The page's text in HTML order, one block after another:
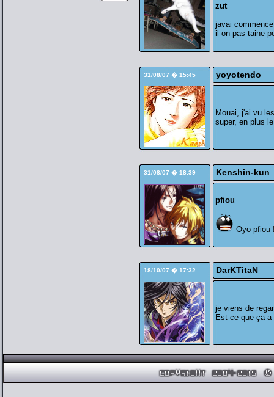
zut
javai
il on pas taine
31/08/07 � 15:45 yoyotendo
Mouai, j'ai vu
super, en plus
31/08/07 � 18:39 Kenshin-kun
pfiou
Oyo pfiou
18/10/07 � 17:32 DarKTitaN
je viens de
Est-ce que ça